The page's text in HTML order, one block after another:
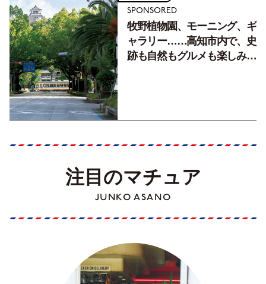
SPONSORED
牧野植物園、モーニング、ギ
ャラリー……高知市内で、史
跡も自然もグルメも楽しみ尽
注目のマチュア
JUNKO ASANO